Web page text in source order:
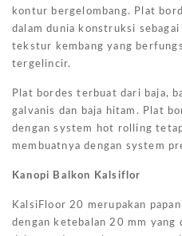
kontur bergelombang. Plat
dalam dunia konstruksi
tekstur kembang yang
tergelincir.
Plat bordes terbuat dari baja,
galvanis dan baja hitam. Plat
dengan system hot rolling
membuatnya dengan system
Kanopi Balkon Kalsiflor
KalsiFloor 20 merupakan
dengan ketebalan 20 mm yang